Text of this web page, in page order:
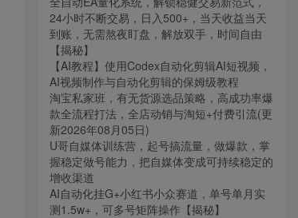
24小时不断交易，日入500+，当天收益当天
到账，无需熬夜盯盘，解放双手，时间自由
【揭秘】
【AI教程】使用Codex自动化剪辑AI短视频，
AI视频制作与自动化剪辑的保姆级教程
淘宝私家班，有无货源选品策略，高成功率爆
款全流程打法，全店动销与淘短+付费引流(更
新2026年08月05日)
U哥自媒体训练营，起号搞流量，做爆款，掌
握稳定做号能力，把自媒体变成可持续稳定的
增收渠道
AI自动化挂G+小红书小众赛道，单号单月实
测1.5w+，可多号矩阵操作【揭秘】